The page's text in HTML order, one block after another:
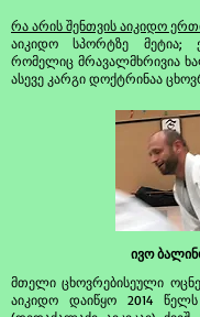
რა არის შენთვის აიკიდო
აიკიდო სპორტზე მეტია;
რომელიც მრავალმხრივია
ასევე კარგი დოქტრინაა
ივო
მთელი ცხოვრებისეული
აიკიდო დაიწყო 2014 წელს